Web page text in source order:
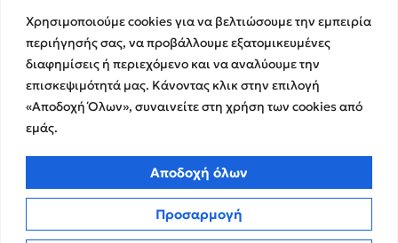
Χρησιμοποιούμε cookies για να βελτιώσουμε την εμπειρία
περιήγησής σας, να προβάλλουμε εξατομικευμένες
διαφημίσεις ή περιεχόμενο και να αναλύουμε την
επισκεψιμότητά μας. Κάνοντας κλικ στην επιλογή
«Αποδοχή Όλων», συναινείτε στη χρήση των cookies από
εμάς.
Προσαρμογή
Αποδοχή όλων
Υπηρεσίες
Υπηρεσίες Ελέγχου &
Χρηματοικοικονομικές &
Συμβουλευτικές Υπηρεσίες
Υπηρεσίες Ανάπτυξης και
Σχετικά με εμάς
Ευκαιρίες Καριέρας
Στρατηγικές Συνεργασίες
Memberships